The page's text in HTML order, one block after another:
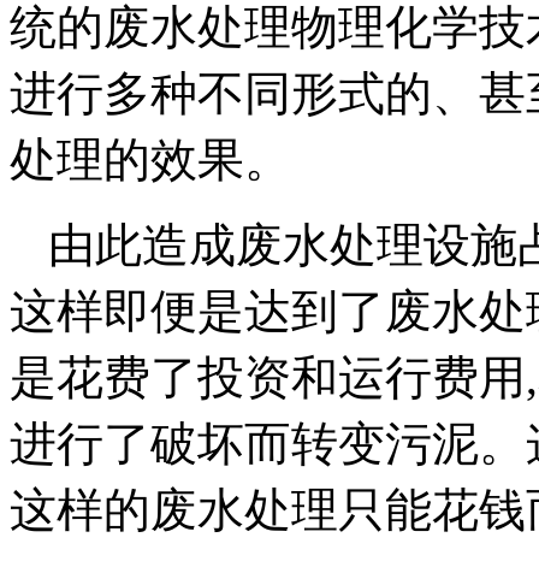
统的废水处理物理化学
进行多种不同形式的、
处理的效果。
由此造成废水处理设
这样即便是达到了废水
是花费了投资和运行费
进行了破坏而转变污泥
这样的废水处理只能花